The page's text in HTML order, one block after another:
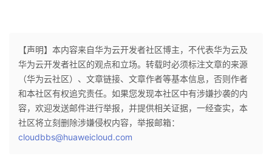
【声明】本内容来自华为云开发者社区博主，不代表华为云及
华为云开发者社区的观点和立场。转载时必须标注文章的来源
（华为云社区）、文章链接、文章作者等基本信息，否则作者
和本社区有权追究责任。如果您发现本社区中有涉嫌抄袭的内
容，欢迎发送邮件进行举报，并提供相关证据，一经查实，本
社区将立刻删除涉嫌侵权内容，举报邮箱：
cloudbbs@huaweicloud.com